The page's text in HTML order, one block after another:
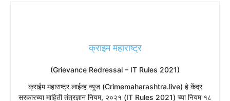
क्राइम महाराष्ट्र
(Grievance Redressal – IT Rules 2021)
​क्राईम महाराष्ट्र लाईव्ह न्यूज (Crimemaharashtra.live) हे केंद्र
सरकारच्या माहिती तंत्रज्ञान नियम, २०२१ (IT Rules 2021) च्या नियम १८